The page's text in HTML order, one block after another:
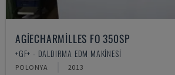
AGIECHARMILLES FO 350SP
+GF+ - DALDIRMA EDM MAKINESI
POLONYA 2013